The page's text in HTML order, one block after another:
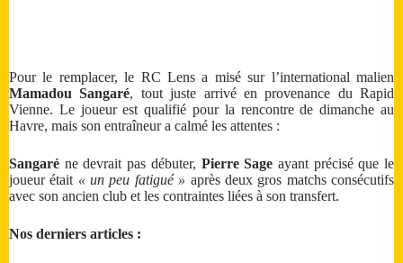
Pour le remplacer, le RC Lens a misé sur l’international malien
Mamadou Sangaré, tout juste arrivé en provenance du Rapid
Vienne. Le joueur est qualifié pour la rencontre de dimanche au
Havre, mais son entraîneur a calmé les attentes :
Sangaré ne devrait pas débuter, Pierre Sage ayant précisé que le
joueur était « un peu fatigué » après deux gros matchs consécutifs
avec son ancien club et les contraintes liées à son transfert.
Nos derniers articles :